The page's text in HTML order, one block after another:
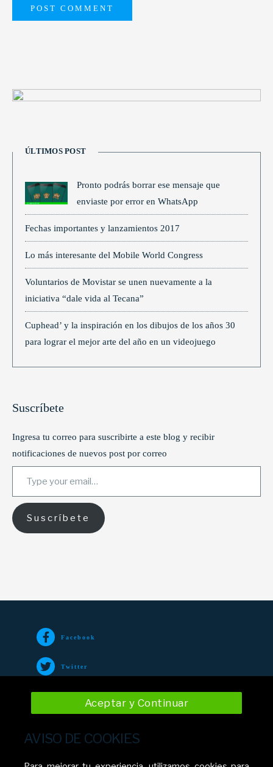
ÚLTIMOS POST
Pronto podrás borrar ese mensaje que
enviaste por error en WhatsApp
Fechas importantes y lanzamientos 2017
Lo más interesante del Mobile World Congress
Voluntarios de Movistar se unen nuevamente a la
iniciativa “dale vida al Tecana”
Cuphead’ y la inspiración en los dibujos de los años 30
para lograr el mejor arte del año en un videojuego
Suscríbete
Ingresa tu correo para suscribirte a este blog y recibir
notificaciones de nuevos post por correo
Type your email…
Suscríbete
Facebook
Twitter
AVISO DE COOKIES
Aceptar y Continuar